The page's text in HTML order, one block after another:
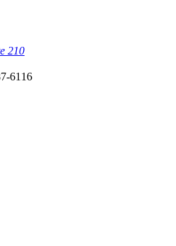
210
6116